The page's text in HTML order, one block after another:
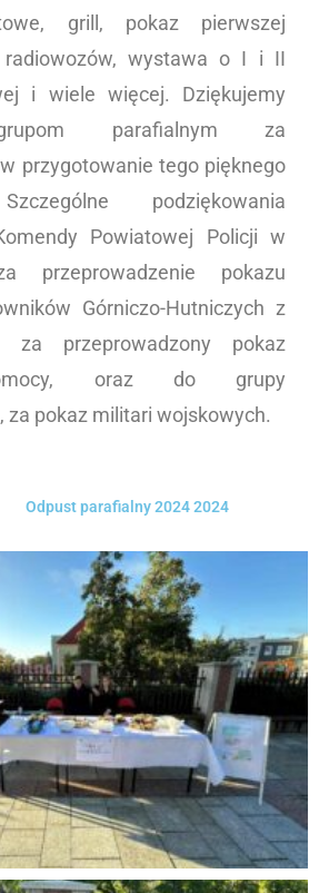
grill, pokaz pierwszej
radiowozów, wystawa o I i II
i wiele więcej. Dziękujemy
parafialnym za
przygotowanie tego pięknego
podziękowania
Powiatowej Policji w
przeprowadzenie pokazu
Górniczo-Hutniczych z
za przeprowadzony pokaz
oraz do grupy
za pokaz militari wojskowych.
Odpust parafialny 2024 2024